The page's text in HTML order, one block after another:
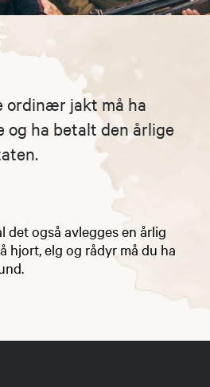
ordinær jakt må ha
ha betalt den årlige
det også avlegges en årlig
hjort, elg og rådyr må du ha